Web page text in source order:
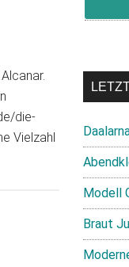
die-
Vielzahl
Modell
Braut